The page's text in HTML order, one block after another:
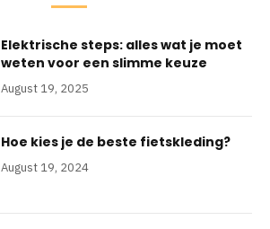
Elektrische steps: alles wat je moet
weten voor een slimme keuze
August 19, 2025
Hoe kies je de beste fietskleding?
August 19, 2024